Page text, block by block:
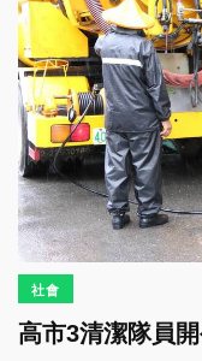
社會
高市3清潔隊員